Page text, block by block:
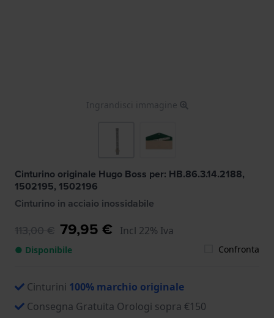
Ingrandisci immagine
Cinturino originale Hugo Boss per: HB.86.3.14.2188,
1502195, 1502196
Cinturino in acciaio inossidabile
113,00 € 79,95 € Incl 22% Iva
● Disponibile Confronta
Cinturini 100% marchio originale
Consegna Gratuita Orologi sopra €150